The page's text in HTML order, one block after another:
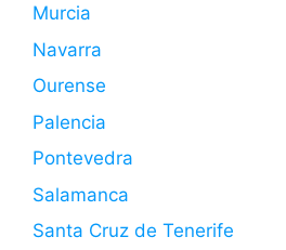
Murcia
Navarra
Ourense
Palencia
Pontevedra
Salamanca
Santa Cruz de Tenerife